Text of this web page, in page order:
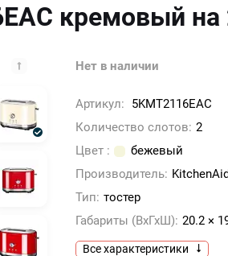
кремовый
Нет в наличии
Артикул:
5KMT2116EAC
Количество слотов: 2
Цвет :
бежевый
Производитель:
Тип: тостер
Габариты (ВхГхШ): 20.2 ×
Все характеристики